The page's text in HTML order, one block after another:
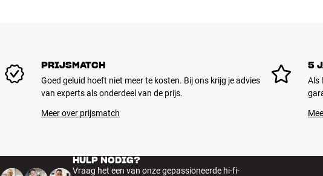
PRIJSMATCH
Goed geluid hoeft niet meer te kosten. Bij ons krijg je advies
van experts als onderdeel van de prijs.
Meer over prijsmatch
5
Als
HULP NODIG?
Vraag het een van onze gepassioneerde hi-fi-